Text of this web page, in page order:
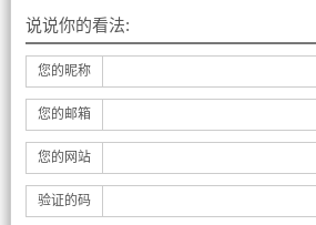
说说你的看法:
您的昵称
您的邮箱
您的网站
验证的码